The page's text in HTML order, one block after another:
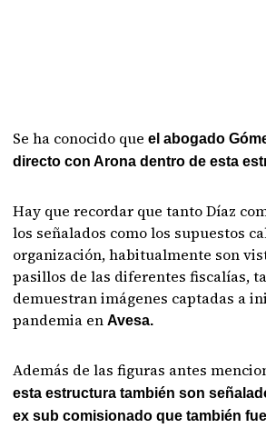
Se ha conocido queel abogado
directo con Arona dentro de esta
Hay que recordar que tanto Díaz
los señalados como los supuestos
organización, habitualmente son
pasillos de las diferentes fiscalías,
demuestran imágenes captadas a
pandemia enAvesa.
Además de las figuras antes
esta estructura también son
ex sub comisionado que también